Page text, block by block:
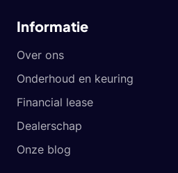
Informatie
Over ons
Onderhoud en keuring
Financial lease
Dealerschap
Onze blog